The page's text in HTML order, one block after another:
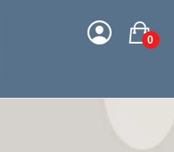
0